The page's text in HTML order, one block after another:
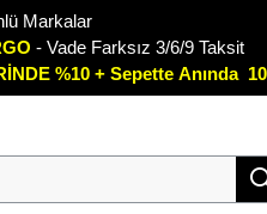
Markalar
- Vade Farksız 3/6/9 Taksit
%10 + Sepette Anında